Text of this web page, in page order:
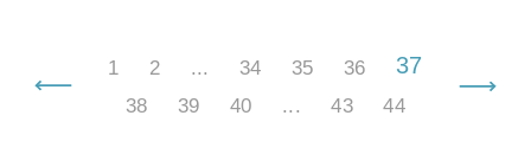
1 2 ... 34 35 36 37
38 39 40 ... 43 44